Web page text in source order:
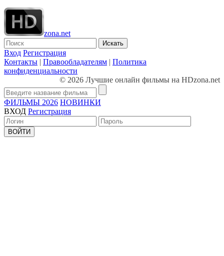
zona.net
Искать
Вход Регистрация
Контакты | Правообладателям | Политика
конфиденциальности
© 2026 Лучшие онлайн фильмы на HDzona.net
ФИЛЬМЫ 2026 НОВИНКИ
ВХОД Регистрация